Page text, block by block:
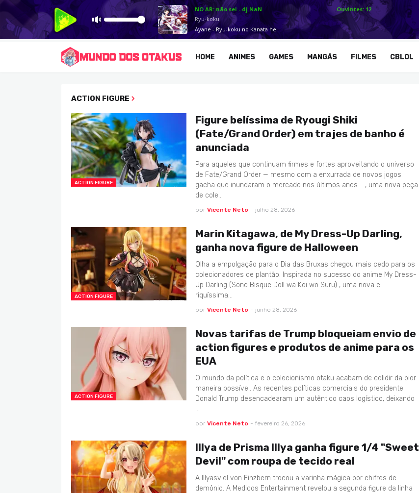
HOME ANIMES GAMES MANGÁS FILMES CBLOL
ACTION FIGURE
ACTION FIGURE
Figure belíssima de Ryougi Shiki
(Fate/Grand Order) em trajes de banho é
anunciada
Para aqueles que continuam firmes e fortes aproveitando o universo
de Fate/Grand Order — mesmo com a enxurrada de novos jogos
gacha que inundaram o mercado nos últimos anos —, uma nova peça
de cole…
por Vicente Neto - julho 28, 2026
ACTION FIGURE
Marin Kitagawa, de My Dress-Up Darling,
ganha nova figure de Halloween
Olha a empolgação para o Dia das Bruxas chegou mais cedo para os
colecionadores de plantão. Inspirada no sucesso do anime My Dress-
Up Darling (Sono Bisque Doll wa Koi wo Suru) , uma nova e
riquíssima…
por Vicente Neto - junho 28, 2026
ACTION FIGURE
Novas tarifas de Trump bloqueiam envio de
action figures e produtos de anime para os
EUA
O mundo da política e o colecionismo otaku acabam de colidir da pior
maneira possível. As recentes políticas comerciais do presidente
Donald Trump desencadearam um autêntico caos logístico, deixando
…
por Vicente Neto - fevereiro 26, 2026
Illya de Prisma Illya ganha figure 1/4 "Sweet
Devil" com roupa de tecido real
A Illyasviel von Einzbern trocou a varinha mágica por chifres de
demônio. A Medicos Entertainment revelou a segunda figure da linha